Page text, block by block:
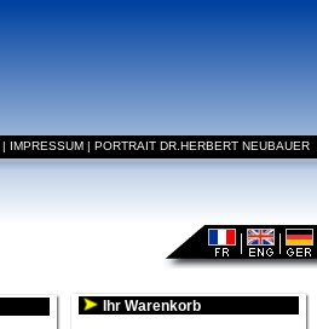
| IMPRESSUM | PORTRAIT DR.HERBERT NEUBAUER
Ihr Warenkorb